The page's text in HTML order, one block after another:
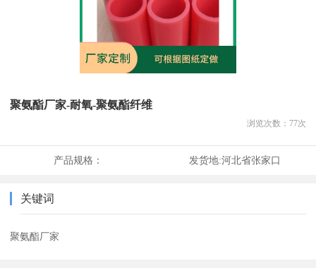
聚氨酯厂家-耐氧-聚氨酯纤维
浏览次数： 77次
产品规格： 发货地:河北省张家口
关键词
聚氨酯厂家